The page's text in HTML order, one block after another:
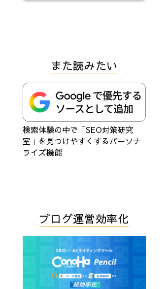
また読みたい
検索体験の中で「SEO対策研究
室」を見つけやすくするパーソナ
ライズ機能
ブログ運営効率化